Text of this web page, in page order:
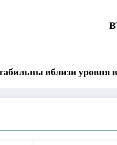
вблизи уровня